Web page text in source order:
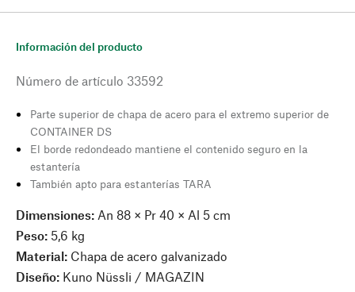
Información del producto
Número de artículo 33592
Parte superior de chapa de acero para el extremo superior de
CONTAINER DS
El borde redondeado mantiene el contenido seguro en la
estantería
También apto para estanterías TARA
Dimensiones: An 88 × Pr 40 × Al 5 cm
Peso: 5,6 kg
Material: Chapa de acero galvanizado
Diseño: Kuno Nüssli / MAGAZIN